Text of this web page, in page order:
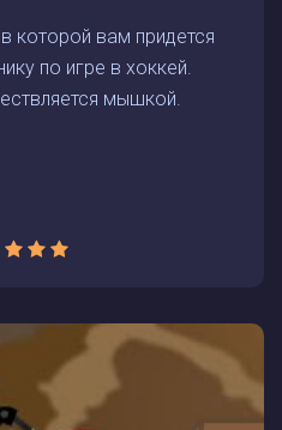
которой вам придется
по игре в хоккей.
мышкой.